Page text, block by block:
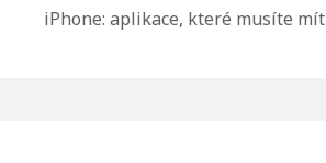
Další
iPhone: aplikace, které musíte mít